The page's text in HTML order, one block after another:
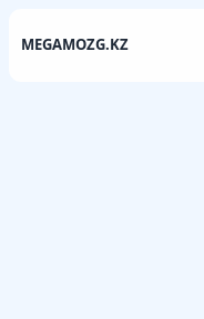
MEGAMOZG.KZ